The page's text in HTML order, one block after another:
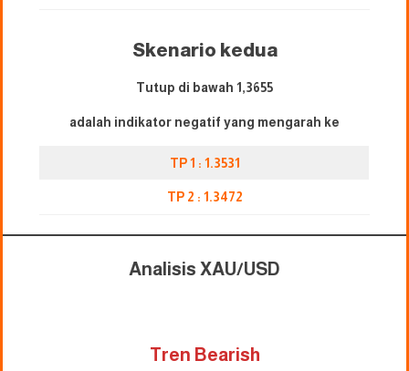
Skenario kedua
Tutup di bawah 1,3655
adalah indikator negatif yang mengarah ke
TP 1 : 1.3531
TP 2 : 1.3472
Analisis XAU/USD
Tren Bearish